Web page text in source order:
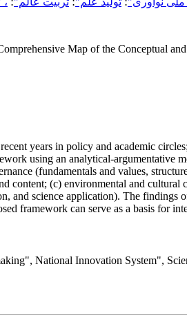
Map of the Conceptual
years in policy and academic
using an analytical-argumentative
(fundamentals and values,
content; (c) environmental and
and science application). The
framework can serve as a basis for
National Innovation System",